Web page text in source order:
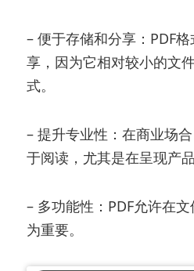
– 便于存储和分享：PDF
享，因为它相对较小的文
式。
– 提升专业性：在商业场
于阅读，尤其是在呈现产
– 多功能性：PDF允许在文
为重要。